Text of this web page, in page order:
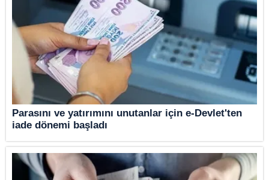
Parasını ve yatırımını unutanlar için e-Devlet'ten
iade dönemi başladı